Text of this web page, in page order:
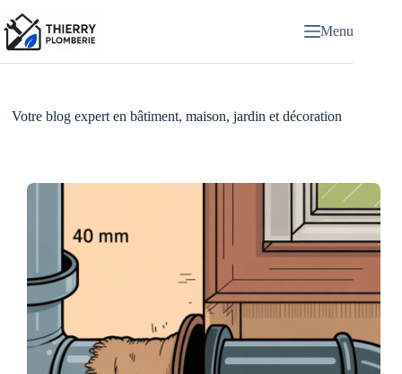
au
contenu
Menu
Votre blog expert en bâtiment, maison, jardin et décoration